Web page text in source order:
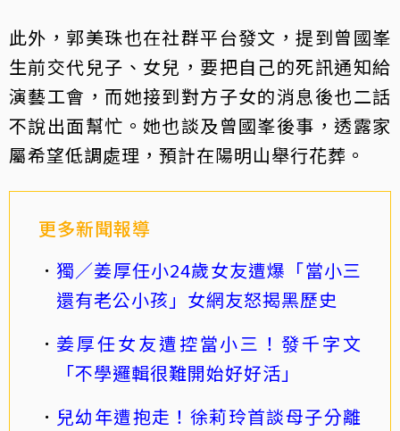
此外，郭美珠也在社群平台發文，提到曾國峯
生前交代兒子、女兒，要把自己的死訊通知給
演藝工會，而她接到對方子女的消息後也二話
不說出面幫忙。她也談及曾國峯後事，透露家
屬希望低調處理，預計在陽明山舉行花葬。
更多新聞報導
獨／姜厚任小24歲女友遭爆「當小三
還有老公小孩」女網友怒揭黑歷史
姜厚任女友遭控當小三！發千字文
「不學邏輯很難開始好好活」
兒幼年遭抱走！徐莉玲首談母子分離